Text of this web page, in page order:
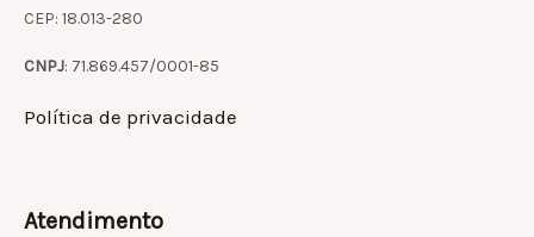
CEP: 18.013-280
CNPJ: 71.869.457/0001-85
Política de privacidade
Atendimento